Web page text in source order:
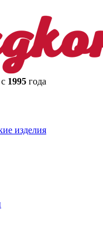
1995 года
изделия